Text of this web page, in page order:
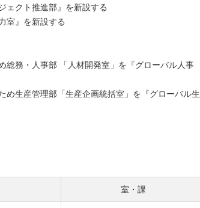
ェクト推進部』を新設する
室』を新設する
総務・人事部 「人材開発室」を『グローバル人事
め生産管理部「生産企画統括室」を『グローバル生
室・課